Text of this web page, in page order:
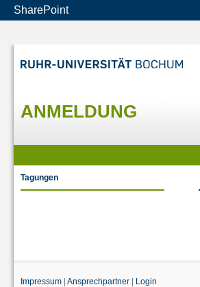
SharePoint
ANMELDUNG
Tagungen
Impressum | Ansprechpartner | Login